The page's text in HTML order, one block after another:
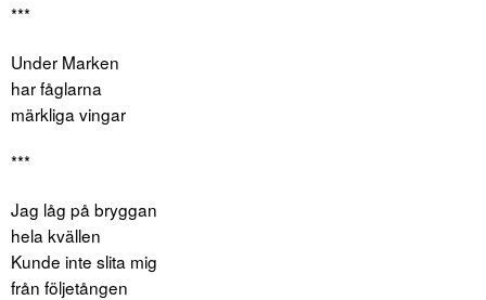
***
Under Marken
har fåglarna
märkliga vingar
***
Jag låg på bryggan
hela kvällen
Kunde inte slita mig
från följetången